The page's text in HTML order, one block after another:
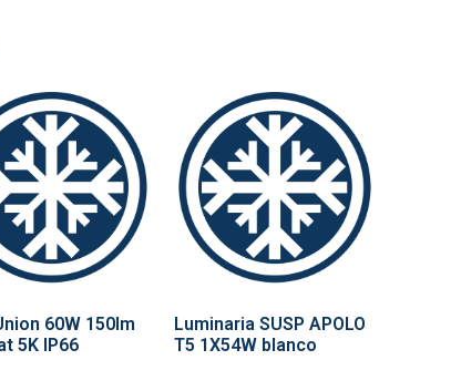
60W 150lm
5K IP66
Luminaria SUSP APOLO
T5 1X54W blanco